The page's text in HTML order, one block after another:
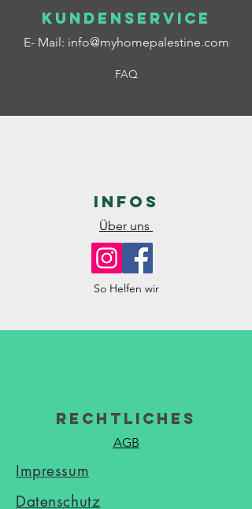
Kundenservice
E- Mail: info@myhomepalestine.com
FAQ
Infos
Über uns
So Helfen wir
Rechtliches
AGB
Impressum
Datenschutz